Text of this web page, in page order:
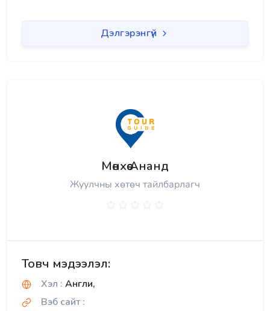
Дэлгэрэнгүй
Мөнхөө Ананд
Жуулчны хөтөч тайлбарлагч
Товч мэдээлэл:
Хэл : Англи,
Вэб сайт :